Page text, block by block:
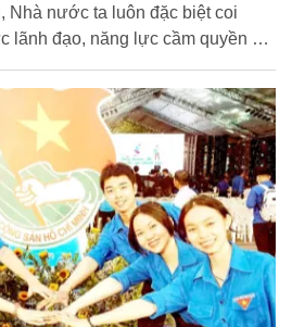
Nhà nước ta luôn đặc biệt coi
lãnh đạo, năng lực cầm quyền và
hệ thống chính trị.